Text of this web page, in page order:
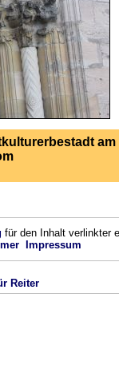
am
für den Inhalt verlinkter
Impressum
Reiter